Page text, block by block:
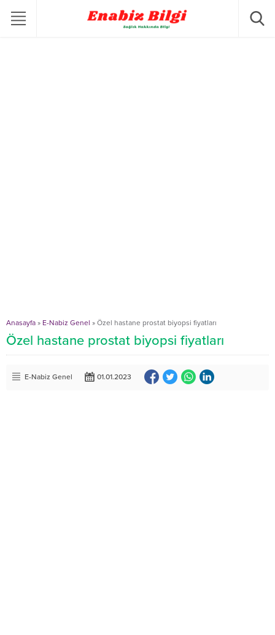
Anasayfa » E-Nabiz Genel » Özel hastane prostat biyopsi fiyatları
Özel hastane prostat biyopsi fiyatları
E-Nabiz Genel 01.01.2023